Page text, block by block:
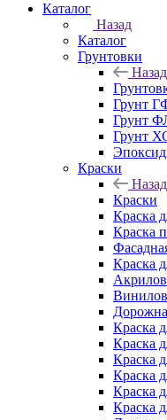
Каталог
Назад
Каталог
Грунтовки
Назад
Грунт
Грунт
Грунт
Краски
Назад
Краски
Краска
Краска
Краска
Краска
Краска
Краска
Краска
Краска
Краска